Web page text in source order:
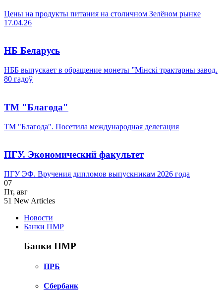
Цены на продукты питания на столичном Зелёном рынке
17.04.26
НБ Беларусь
НББ выпускает в обращение монеты ”Мінскі трактарны завод.
80 гадоў
ТМ "Благода"
ТМ "Благода". Посетила международная делегация
ПГУ. Экономический факультет
ПГУ ЭФ. Вручения дипломов выпускникам 2026 года
07
Пт, авг
51 New Articles
Новости
Банки ПМР
Банки ПМР
ПРБ
Сбербанк